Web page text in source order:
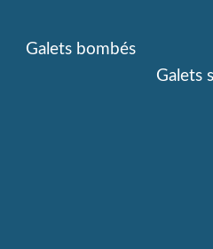
Galets bombés
Galets